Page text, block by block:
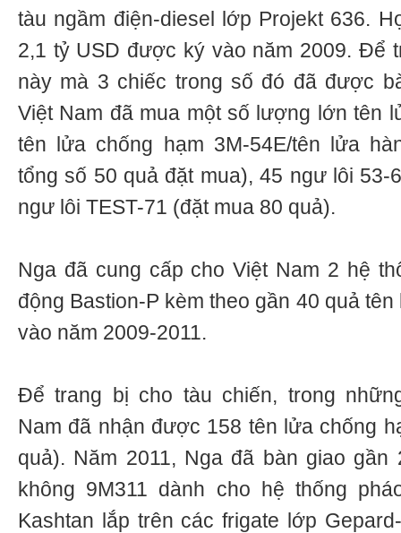
tàu ngầm điện-diesel lớp Projekt 636.
2,1 tỷ USD được ký vào năm 2009. Để
này mà 3 chiếc trong số đó đã được
Việt Nam đã mua một số lượng lớn tên
tên lửa chống hạm 3М-54E/tên lửa
tổng số 50 quả đặt mua), 45 ngư lôi 53-
ngư lôi TEST-71 (đặt mua 80 quả).
Nga đã cung cấp cho Việt Nam 2 hệ
động Bastion-P kèm theo gần 40 quả
vào năm 2009-2011.
Để trang bị cho tàu chiến, trong
Nam đã nhận được 158 tên lửa chống
quả). Năm 2011, Nga đã bàn giao
không 9М311 dành cho hệ thống
Kashtan lắp trên các frigate lớp